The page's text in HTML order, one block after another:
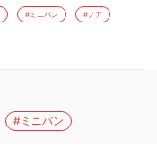
#ミニバン #ノア
#ミニバン